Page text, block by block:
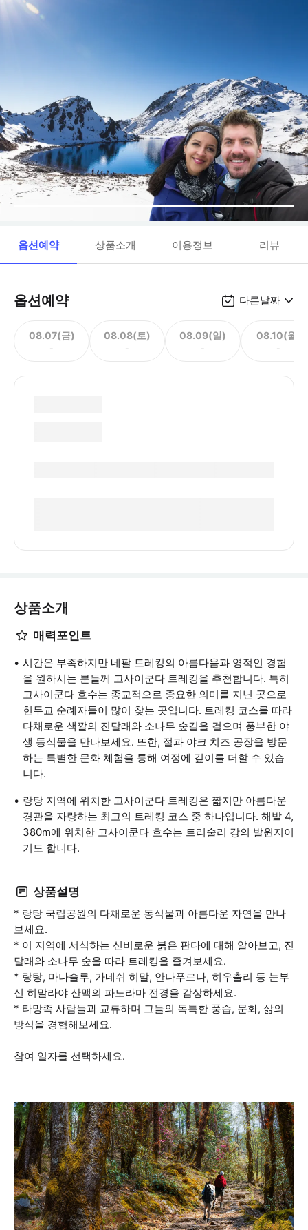
옵션예약 상품소개 이용정보 리뷰
옵션예약 다른날짜
08.07(금)
-
08.08(토)
-
08.09(일)
-
08.10(월)
-
상품소개
매력포인트
시간은 부족하지만 네팔 트레킹의 아름다움과 영적인 경험
을 원하시는 분들께 고사이쿤다 트레킹을 추천합니다. 특히
고사이쿤다 호수는 종교적으로 중요한 의미를 지닌 곳으로
힌두교 순례자들이 많이 찾는 곳입니다. 트레킹 코스를 따라
다채로운 색깔의 진달래와 소나무 숲길을 걸으며 풍부한 야
생 동식물을 만나보세요. 또한, 절과 야크 치즈 공장을 방문
하는 특별한 문화 체험을 통해 여정에 깊이를 더할 수 있습
니다.
랑탕 지역에 위치한 고사이쿤다 트레킹은 짧지만 아름다운
경관을 자랑하는 최고의 트레킹 코스 중 하나입니다. 해발 4,
380m에 위치한 고사이쿤다 호수는 트리술리 강의 발원지이
기도 합니다.
상품설명
* 랑탕 국립공원의 다채로운 동식물과 아름다운 자연을 만나
보세요.
* 이 지역에 서식하는 신비로운 붉은 판다에 대해 알아보고, 진
달래와 소나무 숲을 따라 트레킹을 즐겨보세요.
* 랑탕, 마나슬루, 가네쉬 히말, 안나푸르나, 히우출리 등 눈부
신 히말라야 산맥의 파노라마 전경을 감상하세요.
* 타망족 사람들과 교류하며 그들의 독특한 풍습, 문화, 삶의
방식을 경험해보세요.
참여 일자를 선택하세요.